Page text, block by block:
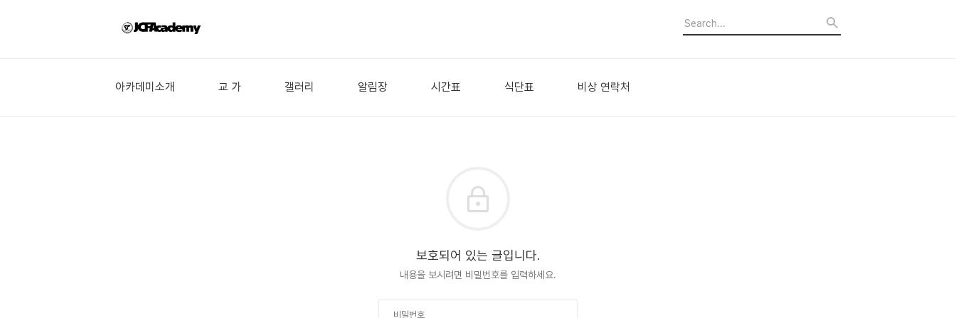
아카데미소개 교 가 갤러리 알림장 시간표 식단표 비상 연락처
보호되어 있는 글입니다.
내용을 보시려면 비밀번호를 입력하세요.